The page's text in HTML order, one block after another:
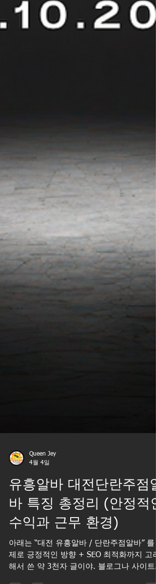
4월 4일
유흥알바 대전단란주점알
바 특징 총정리 (안정적
수익과 근무 환경)
아래는 “대전 유흥알바 / 단란주점알바” 를
제로 긍정적인 방향 + SEO 최적화까지 고려
해서 쓴 약 3천자 글이야. 블로그나 사이트